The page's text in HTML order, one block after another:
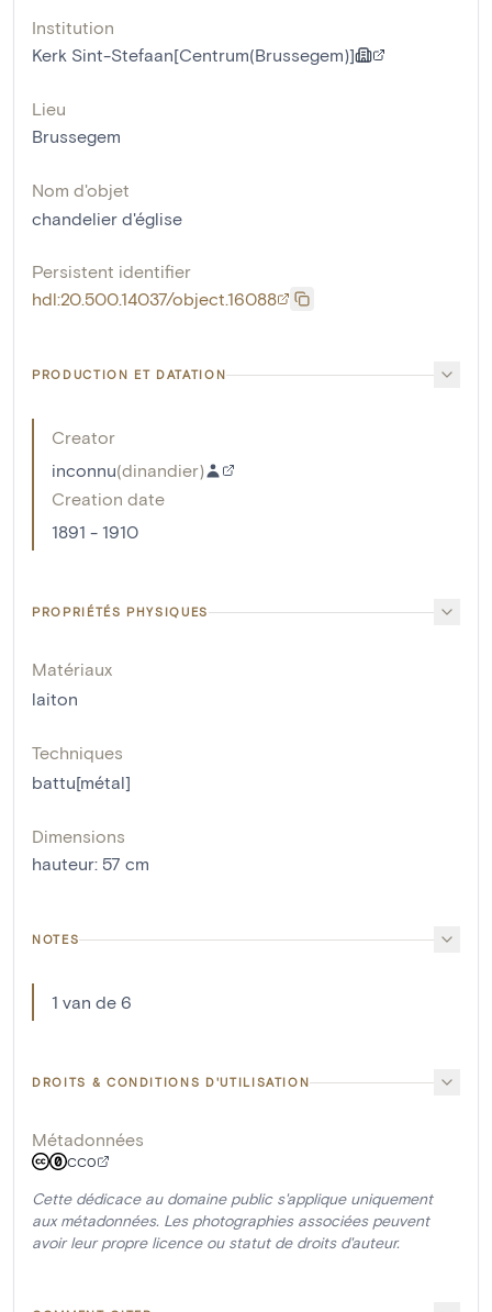
Institution
Kerk Sint-Stefaan[Centrum(Brussegem)]
Lieu
Brussegem
Nom d'objet
chandelier d'église
Persistent identifier
hdl:20.500.14037/object.16088
PRODUCTION ET DATATION
Creator
inconnu(dinandier)
Creation date
1891 - 1910
PROPRIÉTÉS PHYSIQUES
Matériaux
laiton
Techniques
battu[métal]
Dimensions
hauteur: 57 cm
NOTES
1 van de 6
DROITS & CONDITIONS D'UTILISATION
Métadonnées
CC0
Cette dédicace au domaine public s'applique uniquement
aux métadonnées. Les photographies associées peuvent
avoir leur propre licence ou statut de droits d'auteur.